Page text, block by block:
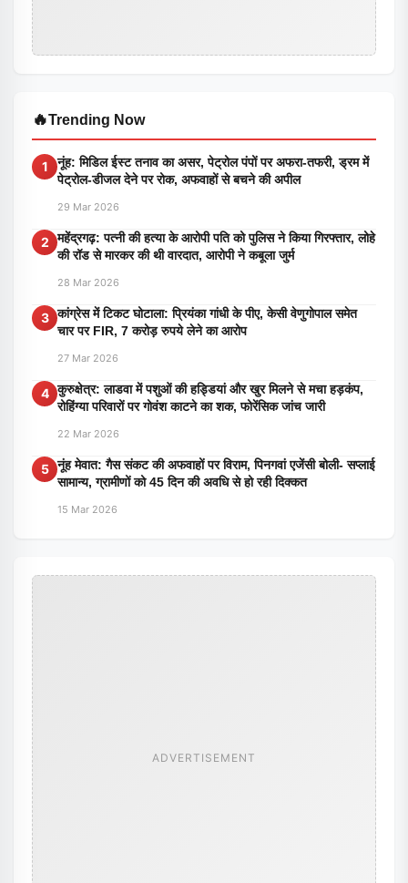
🔥Trending Now
1
नूंह: मिडिल ईस्ट तनाव का असर, पेट्रोल पंपों पर अफरा-तफरी, ड्रम में
पेट्रोल-डीजल देने पर रोक, अफवाहों से बचने की अपील
29 Mar 2026
2
महेंद्रगढ़: पत्नी की हत्या के आरोपी पति को पुलिस ने किया गिरफ्तार, लोहे
की रॉड से मारकर की थी वारदात, आरोपी ने कबूला जुर्म
28 Mar 2026
3 कांग्रेस में टिकट घोटाला: प्रियंका गांधी के पीए, केसी वेणुगोपाल समेत
चार पर FIR, 7 करोड़ रुपये लेने का आरोप
27 Mar 2026
4 कुरुक्षेत्र: लाडवा में पशुओं की हड्डियां और खुर मिलने से मचा हड़कंप,
रोहिंग्या परिवारों पर गोवंश काटने का शक, फोरेंसिक जांच जारी
22 Mar 2026
5 नूंह मेवात: गैस संकट की अफवाहों पर विराम, पिनगवां एजेंसी बोली- सप्लाई
सामान्य, ग्रामीणों को 45 दिन की अवधि से हो रही दिक्कत
15 Mar 2026
ADVERTISEMENT